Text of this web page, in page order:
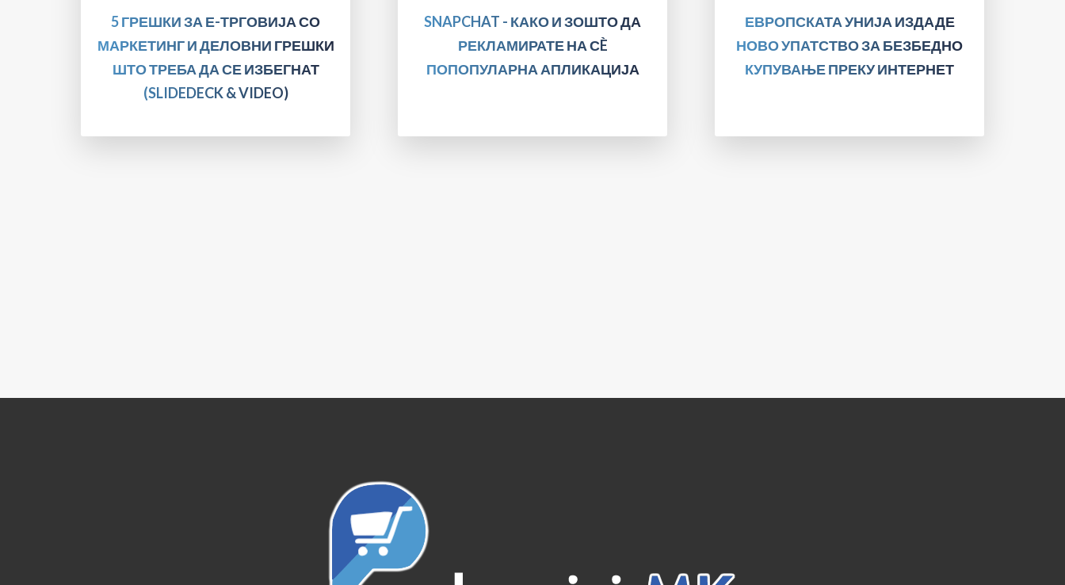
5 ГРЕШКИ ЗА Е-ТРГОВИЈА СО
МАРКЕТИНГ И ДЕЛОВНИ ГРЕШКИ
ШТО ТРЕБА ДА СЕ ИЗБЕГНАТ
(SLIDEDECK & VIDEO)
SNAPCHAT - КАКО И ЗОШТО ДА
РЕКЛАМИРАТЕ НА СÈ
ПОПОПУЛАРНА АПЛИКАЦИЈА
ЕВРОПСКАТА УНИЈА ИЗДАДЕ
НОВО УПАТСТВО ЗА БЕЗБЕДНО
КУПУВАЊЕ ПРЕКУ ИНТЕРНЕТ
ПРОЧИТАЈТЕ!